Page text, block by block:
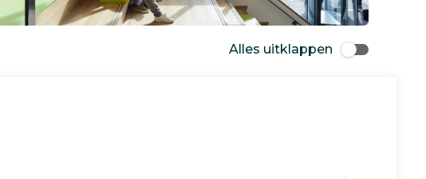
Alles uitklappen